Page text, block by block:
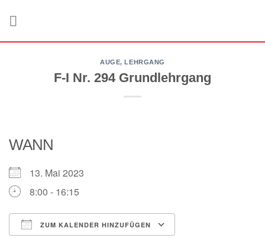
AUGE,LEHRGANG
F-I Nr. 294 Grundlehrgang
WANN
13. Mai 2023
8:00 - 16:15
ZUM KALENDER HINZUFÜGEN